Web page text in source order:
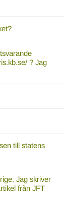
? Jag
till statens
Jag skriver
från JFT